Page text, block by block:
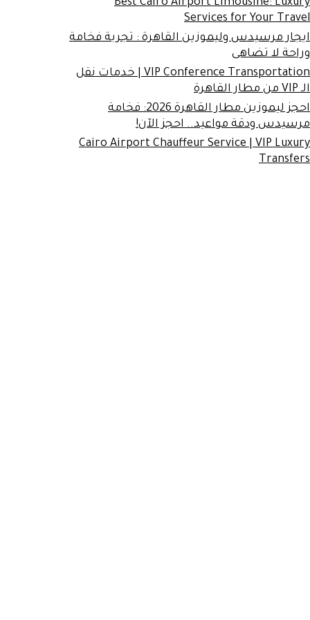
Best Cairo Airport Limousine: Luxury
Services for Your Travel
ايجار مرسيدس وليموزين القاهرة : تجربة فخامة
وراحة لا تضاهى
VIP Conference Transportation | خدمات نقل
الـ VIP من مطار القاهرة
احجز ليموزين مطار القاهرة 2026: فخامة
مرسيدس ودقة مواعيد.. احجز الآن!
Cairo Airport Chauffeur Service | VIP Luxury
Transfers